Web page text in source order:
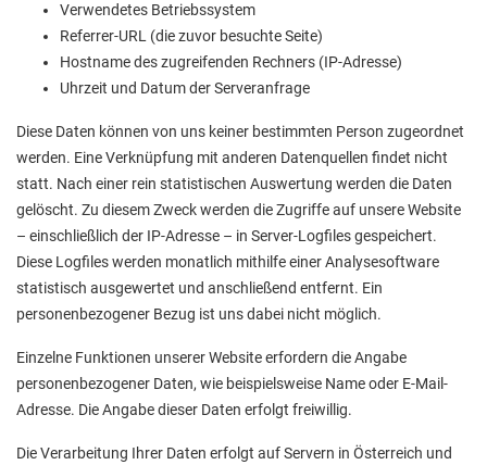
Verwendetes Betriebssystem
Referrer-URL (die zuvor besuchte Seite)
Hostname des zugreifenden Rechners (IP-Adresse)
Uhrzeit und Datum der Serveranfrage
Diese Daten können von uns keiner bestimmten Person zugeordnet
werden. Eine Verknüpfung mit anderen Datenquellen findet nicht
statt. Nach einer rein statistischen Auswertung werden die Daten
gelöscht. Zu diesem Zweck werden die Zugriffe auf unsere Website
– einschließlich der IP-Adresse – in Server-Logfiles gespeichert.
Diese Logfiles werden monatlich mithilfe einer Analysesoftware
statistisch ausgewertet und anschließend entfernt. Ein
personenbezogener Bezug ist uns dabei nicht möglich.
Einzelne Funktionen unserer Website erfordern die Angabe
personenbezogener Daten, wie beispielsweise Name oder E-Mail-
Adresse. Die Angabe dieser Daten erfolgt freiwillig.
Die Verarbeitung Ihrer Daten erfolgt auf Servern in Österreich und